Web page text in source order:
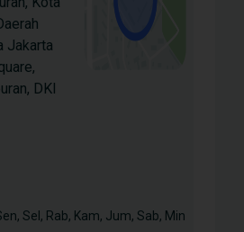
dari S Hingga RS CVT
Jakarta
DKI
, Sel, Rab, Kam, Jum, Sab, Min